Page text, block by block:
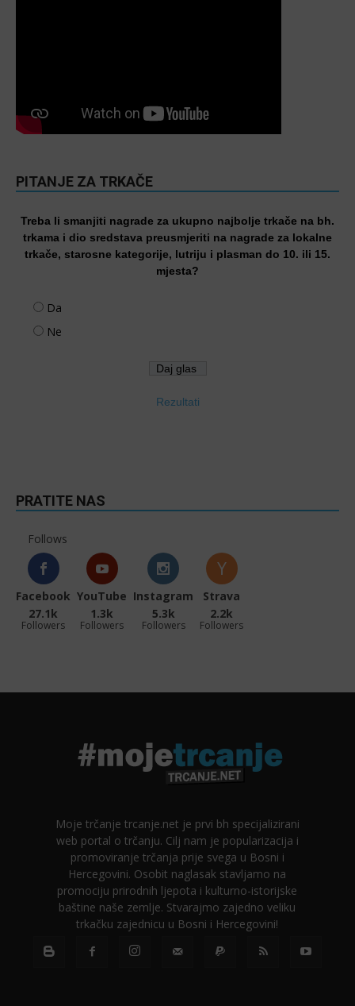
PITANJE ZA TRKAČE
Treba li smanjiti nagrade za ukupno najbolje trkače na bh.
trkama i dio sredstava preusmjeriti na nagrade za lokalne
trkače, starosne kategorije, lutriju i plasman do 10. ili 15.
mjesta?
Da
Ne
Rezultati
PRATITE NAS
Follows
Facebook
27.1k
Followers
YouTube
1.3k
Followers
Instagram
5.3k
Followers
Strava
2.2k
Followers
Moje trčanje trcanje.net je prvi bh specijalizirani
web portal o trčanju. Cilj nam je popularizacija i
promoviranje trčanja prije svega u Bosni i
Hercegovini. Osobit naglasak stavljamo na
promociju prirodnih ljepota i kulturno-istorijske
baštine naše zemlje. Stvarajmo zajedno veliku
trkačku zajednicu u Bosni i Hercegovini!